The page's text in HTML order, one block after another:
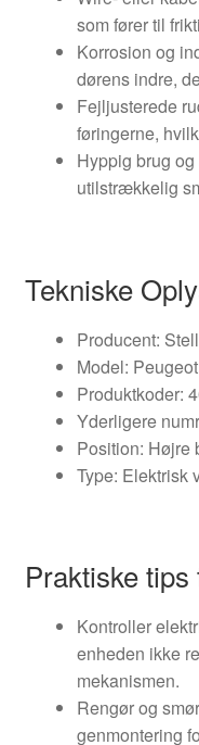
som fører til
Korrosion og
dørens indre,
Fejljusterede
føringerne,
Hyppig brug
utilstrækkelig
Tekniske
Producent:
Model:
Produktkoder:
Yderligere
Position: Højre
Type: Elektrisk
Praktiske
Kontroller
enheden ikke
mekanismen.
Rengør og
genmontering